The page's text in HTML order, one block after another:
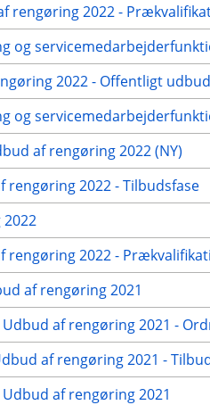
rengøring 2022 -
og
2022 - Offentligt udbud
og
af rengøring 2022 (NY)
rengøring 2022 - Tilbudsfase
rengøring 2022 -
af rengøring 2021
af rengøring 2021 -
af rengøring 2021 -
af rengøring 2021